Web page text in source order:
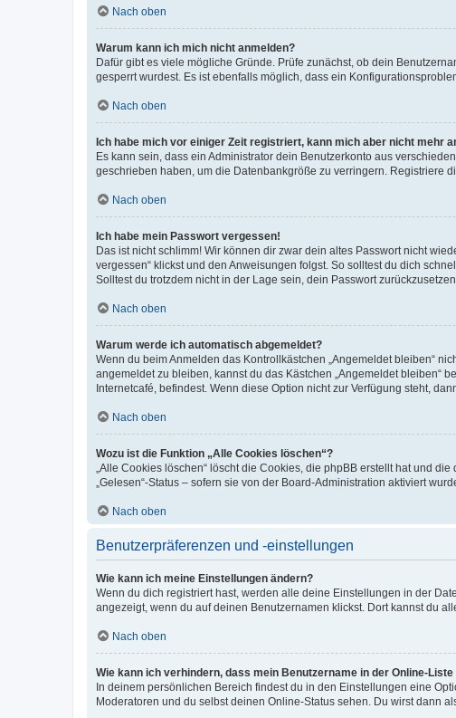
Nach oben
Warum kann ich mich nicht anmelden?
Dafür gibt es viele mögliche Gründe. Prüfe zunächst, ob dein
gesperrt wurdest. Es ist ebenfalls möglich, dass ein
Nach oben
Ich habe mich vor einiger Zeit registriert, kann mich aber nicht mehr
Es kann sein, dass ein Administrator dein Benutzerkonto aus
geschrieben haben, um die Datenbankgröße zu verringern. Registriere
Nach oben
Ich habe mein Passwort vergessen!
Das ist nicht schlimm! Wir können dir zwar dein altes Passwort nicht
vergessen“ klickst und den Anweisungen folgst. So solltest du dich
Solltest du trotzdem nicht in der Lage sein, dein Passwort
Nach oben
Warum werde ich automatisch abgemeldet?
Wenn du beim Anmelden das Kontrollkästchen „Angemeldet bleiben“
angemeldet zu bleiben, kannst du das Kästchen „Angemeldet bleiben“
Internetcafé, befindest. Wenn diese Option nicht zur Verfügung steht,
Nach oben
Wozu ist die Funktion „Alle Cookies löschen“?
„Alle Cookies löschen“ löscht die Cookies, die phpBB erstellt hat und
„Gelesen“-Status – sofern sie von der Board-Administration aktiviert
Nach oben
Benutzerpräferenzen und -einstellungen
Wie kann ich meine Einstellungen ändern?
Wenn du dich registriert hast, werden alle deine Einstellungen in der
angezeigt, wenn du auf deinen Benutzernamen klickst. Dort kannst du
Nach oben
Wie kann ich verhindern, dass mein Benutzername in der Online-
In deinem persönlichen Bereich findest du in den Einstellungen eine
Moderatoren und du selbst deinen Online-Status sehen. Du wirst dann